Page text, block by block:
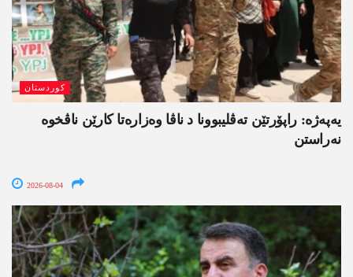
کوردستان
یەپەژە: راپۆرتێن تەڤلیبوونا د ناڤا وەزارەتا کارێن ناڤخوە
نەراستن
2026-08-04